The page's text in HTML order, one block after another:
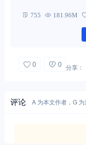
755 181.96M
0 0 分享：
评论 A 为本文作者，G 为